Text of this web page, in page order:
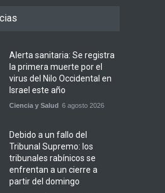
Alerta sanitaria: Se registra
la primera muerte por el
virus del Nilo Occidental en
Israel este año
Ciencia y Salud 6 agosto 2026
Debido a un fallo del
Tribunal Supremo: los
tribunales rabínicos se
enfrentan a un cierre a
partir del domingo